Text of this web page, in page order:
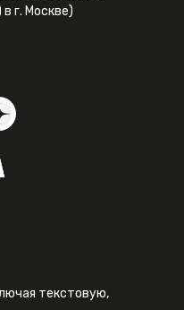
г. Москве)
текстовую,